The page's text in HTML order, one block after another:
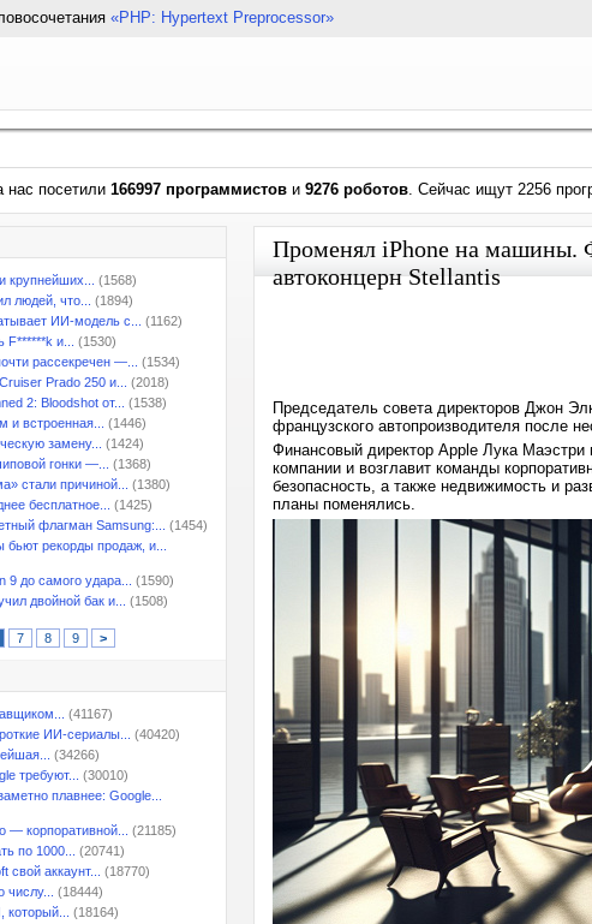
«PHP: Hypertext Preprocessor»
нас посетили 166997 программистов и 9276 роботов. Сейчас ищут 2256
крупнейших...
(1568)
людей, что...
(1894)
ИИ-модель с...
(1162)
и...
(1530)
рассекречен —...
(1534)
Prado 250 и...
(2018)
2: Bloodshot от...
(1538)
и встроенная...
(1446)
замену...
(1424)
гонки —...
(1368)
стали причиной...
(1380)
бесплатное...
(1425)
флагман Samsung:...
(1454)
рекорды продаж, и...
9 до самого удара...
(1590)
двойной бак и...
(1508)
7 8 9 >
(41167)
ИИ-сериалы...
(40420)
(34266)
требуют...
(30010)
плавнее: Google...
— корпоративной...
(21185)
по 1000...
(20741)
свой аккаунт...
(18770)
(18444)
(18164)
Променял iPhone на машины.
автоконцерн Stellantis
Председатель совета директоров Джон
французского автопроизводителя после
Финансовый директор Apple Лука Маэстри
компании и возглавит команды
безопасность, а также недвижимость и
планы поменялись.